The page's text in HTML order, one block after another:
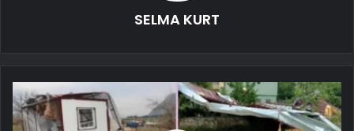
SELMA KURT